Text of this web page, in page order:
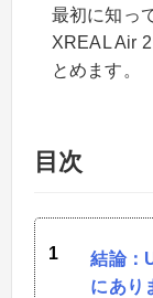
最初に知っ
XREAL Air
とめます。
目次
結論：
にあり